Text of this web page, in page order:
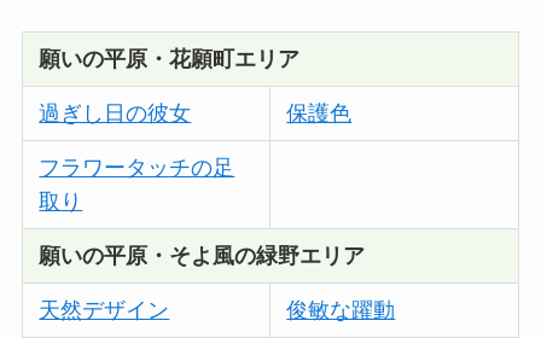
願いの平原・花願町エリア
過ぎし日の彼女 保護色
フラワータッチの足
取り
願いの平原・そよ風の緑野エリア
天然デザイン 俊敏な躍動